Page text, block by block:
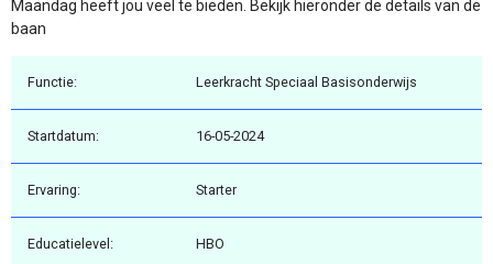
Maandag heeft jou veel te bieden. Bekijk hieronder de details van de
baan
Functie: Leerkracht Speciaal Basisonderwijs
Startdatum: 16-05-2024
Ervaring: Starter
Educatielevel: HBO